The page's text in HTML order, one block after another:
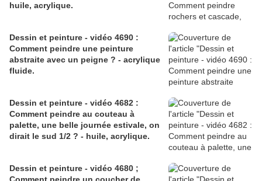
huile, acrylique.
Dessin et peinture - vidéo 4690 :
Comment peindre une peinture
abstraite avec un peigne ? - acrylique
fluide.
Dessin et peinture - vidéo 4682 :
Comment peindre au couteau à
palette, une belle journée estivale, on
dirait le sud 1/2 ? - huile, acrylique.
Dessin et peinture - vidéo 4680 ;